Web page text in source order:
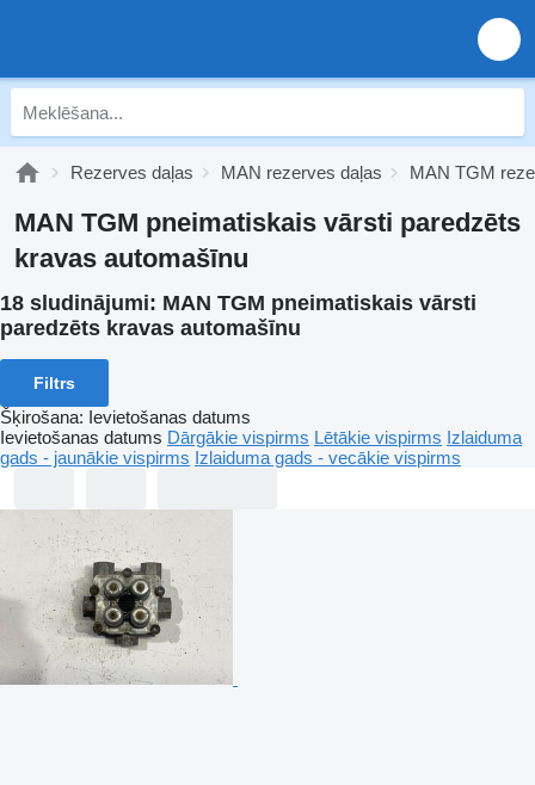
Rezerves daļas MAN rezerves daļas MAN TGM
MAN TGM pneimatiskais vārsti paredzēts
kravas automašīnu
18 sludinājumi: MAN TGM pneimatiskais vārsti
paredzēts kravas automašīnu
Filtrs
Šķirošana: Ievietošanas datums
Ievietošanas datums Dārgākie vispirms Lētākie vispirms Izlaiduma
gads - jaunākie vispirms Izlaiduma gads - vecākie vispirms